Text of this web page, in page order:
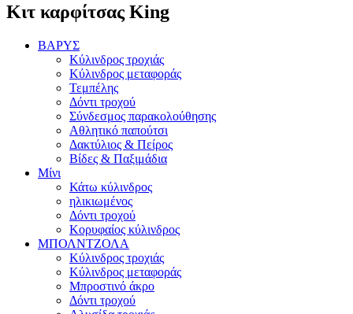
Κιτ καρφίτσας King
ΒΑΡΥΣ
Κύλινδρος τροχιάς
Κύλινδρος μεταφοράς
Τεμπέλης
Δόντι τροχού
Σύνδεσμος παρακολούθησης
Αθλητικό παπούτσι
Δακτύλιος & Πείρος
Βίδες & Παξιμάδια
Μίνι
Κάτω κύλινδρος
ηλικιωμένος
Δόντι τροχού
Κορυφαίος κύλινδρος
ΜΠΟΛΝΤΖΟΛΑ
Κύλινδρος τροχιάς
Κύλινδρος μεταφοράς
Μπροστινό άκρο
Δόντι τροχού